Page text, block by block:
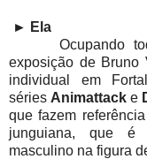
► Ela
Ocupando
exposição de Bruno
individual em
séries Animattacke
que fazem
junguiana, que é
masculino na figura